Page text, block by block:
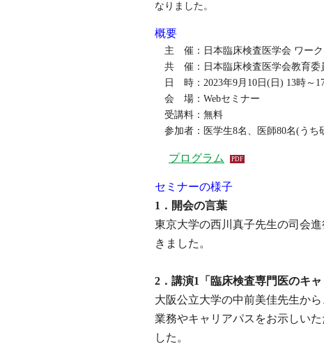
なりました。
概要
主 催：日本臨床検査医学会 ワーク
共 催：日本臨床検査医学会教育委
日 時：2023年9月10日(日) 13時～
会 場：Webセミナー
受講料：無料
参加者：医学生8名、医師80名(うち
プログラム
セミナーの様子
1．開会の言葉
東京大学の西川真子先生の司会
きました。
2．講演1「臨床検査専門医のキ
大阪公立大学の中前美佳先生か
業務やキャリアパスをお示しい
した。